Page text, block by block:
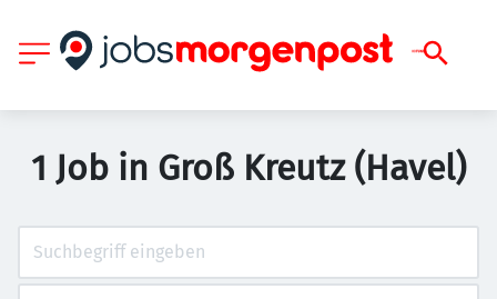
1 Job in Groß Kreutz (Havel)